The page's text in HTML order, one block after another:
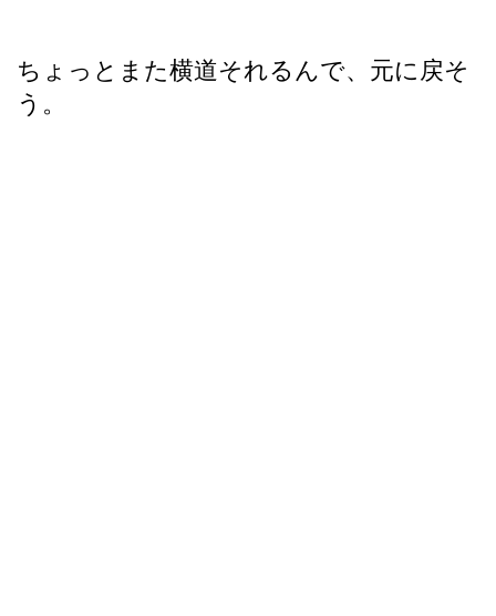
ちょっとまた横道それるんで、元に戻そ
う。